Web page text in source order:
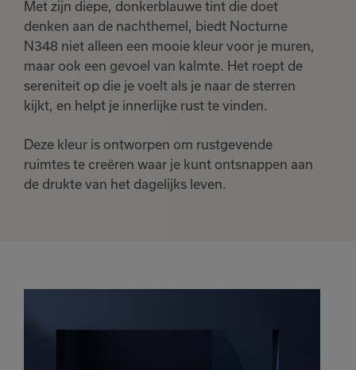
Met zijn diepe, donkerblauwe tint die doet
denken aan de nachthemel, biedt Nocturne
N348 niet alleen een mooie kleur voor je muren,
maar ook een gevoel van kalmte. Het roept de
sereniteit op die je voelt als je naar de sterren
kijkt, en helpt je innerlijke rust te vinden.
Deze kleur is ontworpen om rustgevende
ruimtes te creëren waar je kunt ontsnappen aan
de drukte van het dagelijks leven.